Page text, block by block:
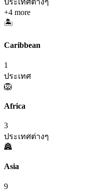
ประเทศต่างๆ
+4 more
🏝️
Caribbean
1
ประเทศ
🦁
Africa
3
ประเทศต่างๆ
🏯
Asia
9